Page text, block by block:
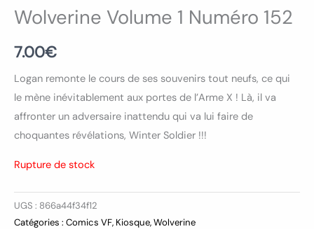
Wolverine Volume 1 Numéro 152
7.00€
Logan remonte le cours de ses souvenirs tout neufs, ce qui
le mène inévitablement aux portes de l’Arme X ! Là, il va
affronter un adversaire inattendu qui va lui faire de
choquantes révélations, Winter Soldier !!!
Rupture de stock
UGS : 866a44f34f12
Catégories : Comics VF, Kiosque,Wolverine